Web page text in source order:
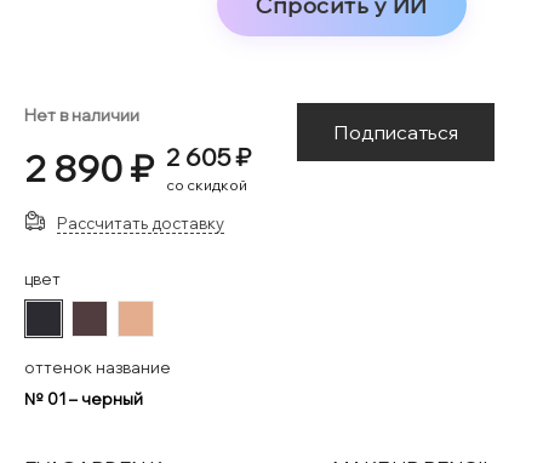
Нет в наличии
2 890 ₽ 2 605 ₽
со скидкой
Подписаться
Рассчитать доставку
цвет
оттенок название
№ 01 – черный